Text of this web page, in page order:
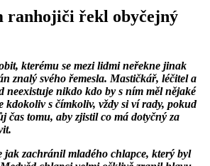
ranhojiči řekl obyčejný
kterému se mezi lidmi neřekne jinak
znalý svého řemesla. Mastičkář, léčitel a
neexistuje nikdo kdo by s ním měl nějaké
kdokoliv s čímkoliv, vždy si ví rady, pokud
čas tomu, aby zjistil co má dotyčný za
jak zachránil mladého chlapce, který byl